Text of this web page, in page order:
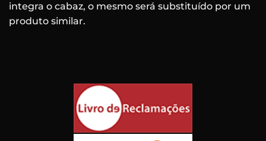
integra o cabaz, o mesmo será substituído por um
produto similar.